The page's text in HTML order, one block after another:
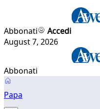
Abbonati
Accedi
August 7, 2026
Abbonati
Papa